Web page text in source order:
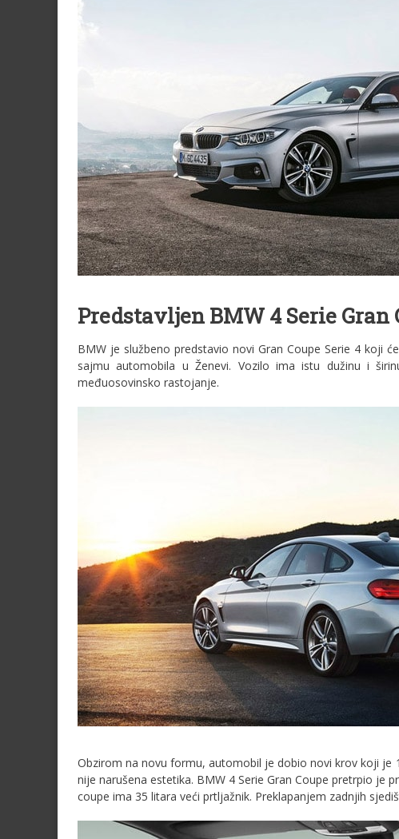
Predstavljen BMW 4 Serie Gran
BMW je službeno predstavio novi Gran Coupe Serie 4 koji
sajmu automobila u Ženevi. Vozilo ima istu dužinu i
međuosovinsko rastojanje.
Obzirom na novu formu, automobil je dobio novi krov koji je
nije narušena estetika. BMW 4 Serie Gran Coupe pretrpio je
coupe ima 35 litara veći prtljažnik. Preklapanjem zadnjih